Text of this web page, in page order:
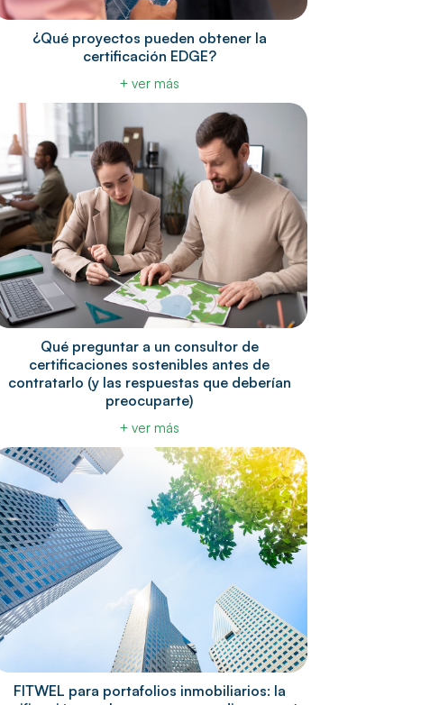
¿Qué proyectos pueden obtener la
certificación EDGE?
+ ver más
Qué preguntar a un consultor de
certificaciones sostenibles antes de
contratarlo (y las respuestas que deberían
preocuparte)
+ ver más
FITWEL para portafolios inmobiliarios: la